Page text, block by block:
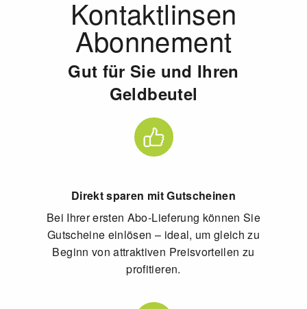
Kontaktlinsen
Abonnement
Gut für Sie und Ihren
Geldbeutel
Direkt sparen mit Gutscheinen
Bei Ihrer ersten Abo-Lieferung können Sie
Gutscheine einlösen – ideal, um gleich zu
Beginn von attraktiven Preisvorteilen zu
profitieren.